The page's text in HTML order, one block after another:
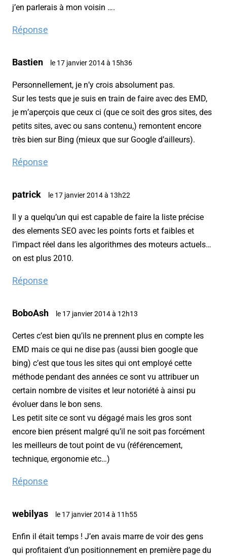
j’en parlerais à mon voisin ….
Réponse
Bastien le 17 janvier 2014 à 15h36
Personnellement, je n’y crois absolument pas.
Sur les tests que je suis en train de faire avec des EMD,
je m’aperçois que ceux ci (que ce soit des gros sites, des
petits sites, avec ou sans contenu,) remontent encore
très bien sur Bing (mieux que sur Google d’ailleurs).
Réponse
patrick le 17 janvier 2014 à 13h22
Il y a quelqu’un qui est capable de faire la liste précise
des elements SEO avec les points forts et faibles et
l’impact réel dans les algorithmes des moteurs actuels…
on est plus 2010.
Réponse
BoboAsh le 17 janvier 2014 à 12h13
Certes c’est bien qu’ils ne prennent plus en compte les
EMD mais ce qui ne dise pas (aussi bien google que
bing) c’est que tous les sites qui ont employé cette
méthode pendant des années ce sont vu attribuer un
certain nombre de visites et leur notoriété à ainsi pu
évoluer dans le bon sens.
Les petit site ce sont vu dégagé mais les gros sont
encore bien présent malgré qu’il ne soit pas forcément
les meilleurs de tout point de vu (référencement,
technique, ergonomie etc…)
Réponse
webilyas le 17 janvier 2014 à 11h55
Enfin il était temps ! J’en avais marre de voir des gens
qui profitaient d’un positionnement en première page du